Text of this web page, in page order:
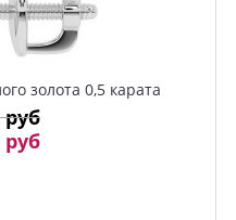
золота 0,5 карата
руб
руб